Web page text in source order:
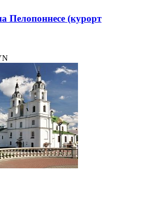
Пелопоннесе (курорт